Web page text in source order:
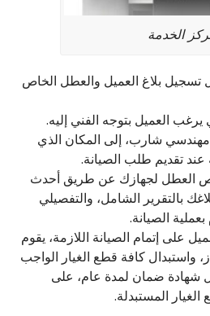
الخدمة
تسجيل بلاغ العميل والعطل الخاص
العميل بتوجه الفني إليه.
شارب، إلى المكان الذي
تقديم طلب الصيانة.
العطل لجهازك عن طريق أحدث
بالتقرير الشامل، والتفصيلي
الصيانة.
على إتمام الصيانة اللازمة، يقوم
واستبدال كافة قطع الغيار الواجب
شهادة ضمان لمدة عام، على
المستبدلة.